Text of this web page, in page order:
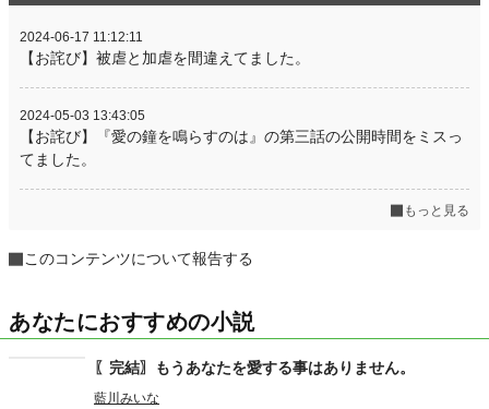
2024-06-17 11:12:11
【お詫び】被虐と加虐を間違えてました。
2024-05-03 13:43:05
【お詫び】『愛の鐘を鳴らすのは』の第三話の公開時間をミスっ
てました。
もっと見る
このコンテンツについて報告する
あなたにおすすめの小説
〖完結〗もうあなたを愛する事はありません。
藍川みいな